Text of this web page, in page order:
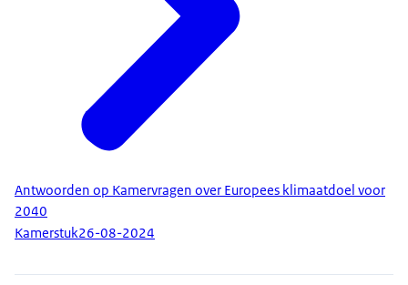
Antwoorden op Kamervragen over Europees klimaatdoel voor
2040
Kamerstuk26-08-2024